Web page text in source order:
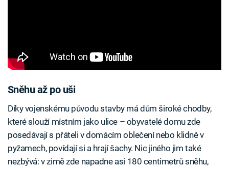
Sněhu až po uši
Díky vojenskému původu stavby má dům široké chodby,
které slouží místním jako ulice – obyvatelé domu zde
posedávají s přáteli v domácím oblečení nebo klidně v
pyžamech, povídají si a hrají šachy. Nic jiného jim také
nezbývá: v zimě zde napadne asi 180 centimetrů sněhu,